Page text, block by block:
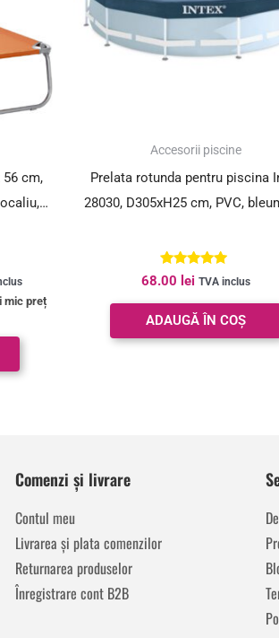
cm,
mic preț
Accesorii piscine
Prelata rotunda pentru piscina
28030, D305xH25 cm, PVC,
Evaluat la
5.00
din 5
68.00 lei TVA inclus
ADAUGĂ ÎN COȘ
Comenzi și livrare
Contul meu
Livrarea și plata comenzilor
Returnarea produselor
Înregistrare cont B2B